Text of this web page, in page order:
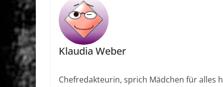
Klaudia Weber
Chefredakteurin, sprich Mädchen für alles